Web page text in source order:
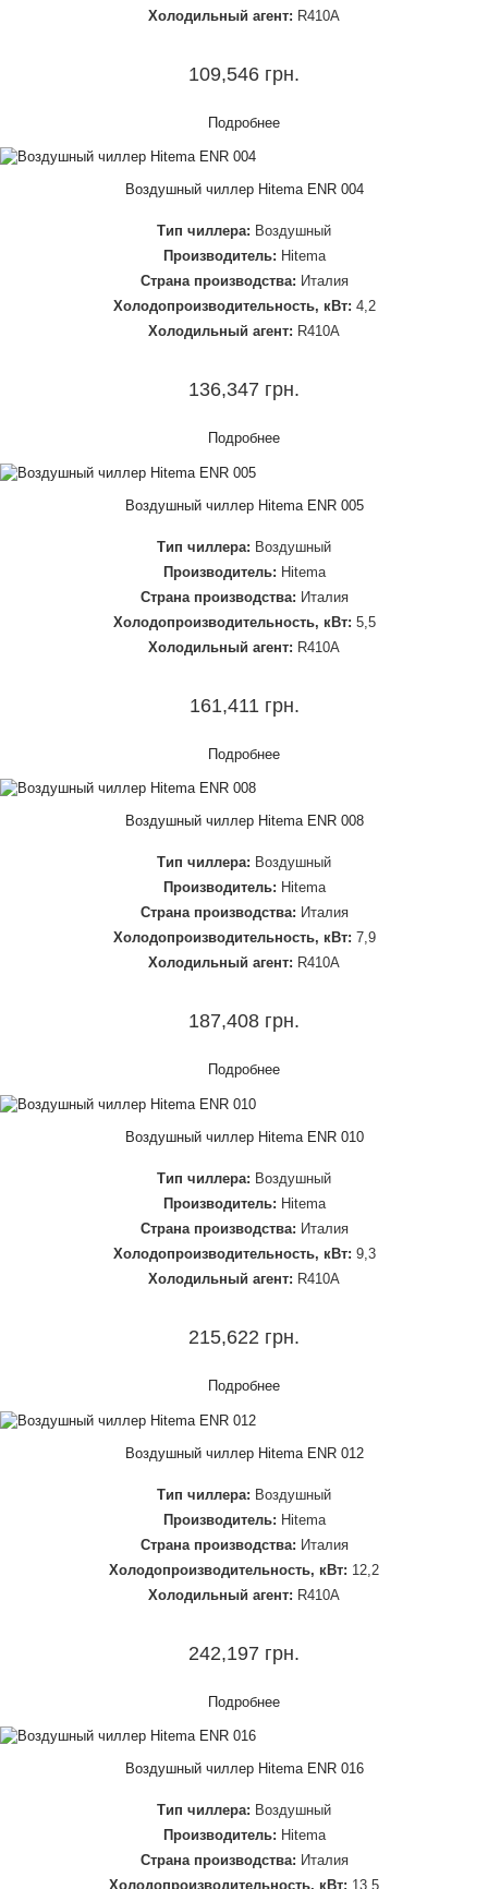
Холодильный агент: R410A
109,546 грн.
Подробнее
Воздушный чиллер Hitema ENR 004
Тип чиллера: Воздушный
Производитель: Hitema
Страна производства: Италия
Холодопроизводительность, кВт: 4,2
Холодильный агент: R410A
136,347 грн.
Подробнее
Воздушный чиллер Hitema ENR 005
Тип чиллера: Воздушный
Производитель: Hitema
Страна производства: Италия
Холодопроизводительность, кВт: 5,5
Холодильный агент: R410A
161,411 грн.
Подробнее
Воздушный чиллер Hitema ENR 008
Тип чиллера: Воздушный
Производитель: Hitema
Страна производства: Италия
Холодопроизводительность, кВт: 7,9
Холодильный агент: R410A
187,408 грн.
Подробнее
Воздушный чиллер Hitema ENR 010
Тип чиллера: Воздушный
Производитель: Hitema
Страна производства: Италия
Холодопроизводительность, кВт: 9,3
Холодильный агент: R410A
215,622 грн.
Подробнее
Воздушный чиллер Hitema ENR 012
Тип чиллера: Воздушный
Производитель: Hitema
Страна производства: Италия
Холодопроизводительность, кВт: 12,2
Холодильный агент: R410A
242,197 грн.
Подробнее
Воздушный чиллер Hitema ENR 016
Тип чиллера: Воздушный
Производитель: Hitema
Страна производства: Италия
Холодопроизводительность, кВт: 13,5